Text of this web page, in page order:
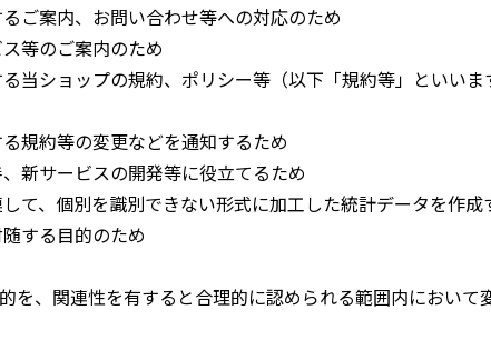
ご案内、お問い合わせ等への対応のため
等のご案内のため
る当ショップの規約、ポリシー等（以下「規約等」といい
規約等の変更などを通知するため
新サービスの開発等に役立てるため
て、個別を識別できない形式に加工した統計データを作成
する目的のため
を、関連性を有すると合理的に認められる範囲内において